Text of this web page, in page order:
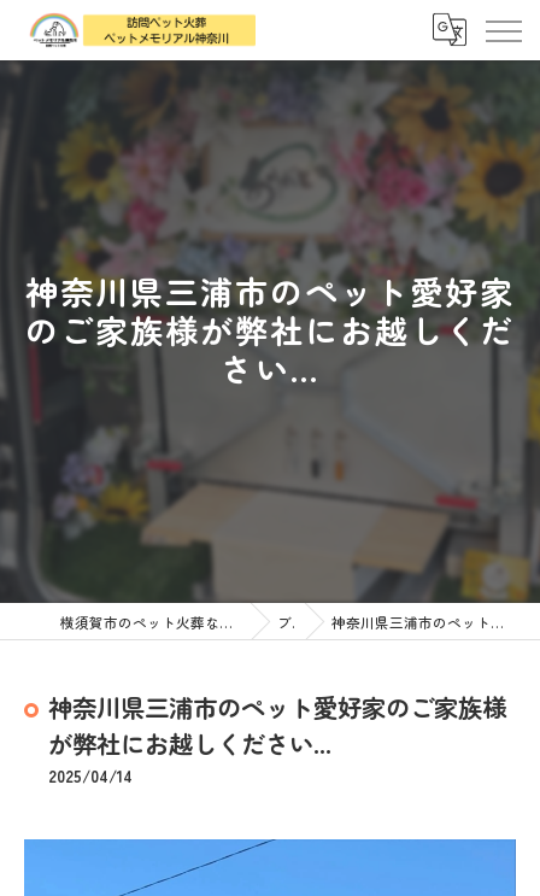
神奈川県三浦市のペット愛好家
のご家族様が弊社にお越しくだ
さい...
横須賀市のペット火葬なら訪問ペット火葬 ペットメモリアル神奈川 ブログ 神奈川県三浦市のペット愛好家のご家族様が弊社にお越しください...
神奈川県三浦市のペット愛好家のご家族様
が弊社にお越しください...
2025/04/14